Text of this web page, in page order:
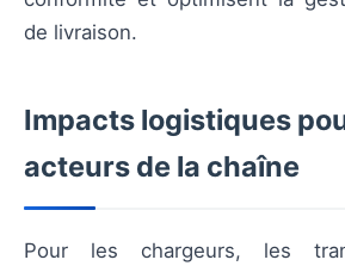
de livraison.
Impacts logistiques
acteurs de la chaîne
Pour les chargeurs, les